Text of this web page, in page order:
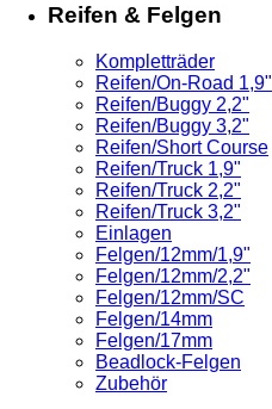
Reifen & Felgen
Kompletträder
Reifen/On-Road 1,9"
Reifen/Buggy 2,2"
Reifen/Buggy 3,2"
Reifen/Short Course
Reifen/Truck 1,9"
Reifen/Truck 2,2"
Reifen/Truck 3,2"
Einlagen
Felgen/12mm/1,9"
Felgen/12mm/2,2"
Felgen/12mm/SC
Felgen/14mm
Felgen/17mm
Beadlock-Felgen
Zubehör